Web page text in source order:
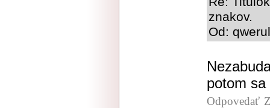
znakov.
Od:
potom sa
Odpovedať